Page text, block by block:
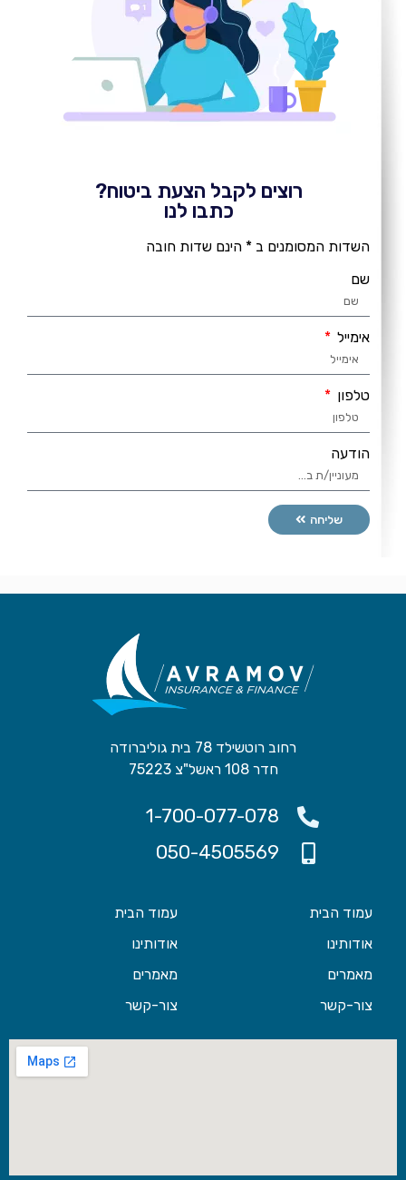
רוצים לקבל הצעת ביטוח?
כתבו לנו
השדות המסומנים ב * הינם שדות חובה
שם
אימייל
טלפון
הודעה
שליחה
רחוב רוטשילד 78 בית גוליברודה
חדר 108 ראשל"צ 75223
1-700-077-078
050-4505569
עמוד הבית
אודותינו
מאמרים
צור-קשר
עמוד הבית
אודותינו
מאמרים
צור-קשר